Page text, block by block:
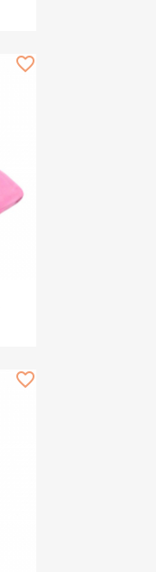
favorite_border
favorite_border